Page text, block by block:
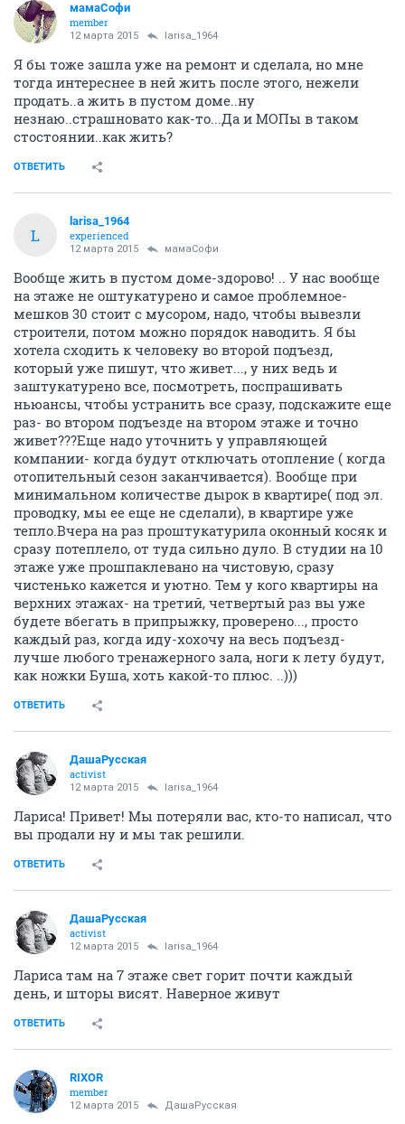
мамаСофи
member
12 марта 2015 larisa_1964
Я бы тоже зашла уже на ремонт и сделала, но мне
тогда интереснее в ней жить после этого, нежели
продать..а жить в пустом доме..ну
незнаю..страшновато как-то...Да и МОПы в таком
стостоянии..как жить?
ОТВЕТИТЬ
L
larisa_1964
experienced
12 марта 2015 мамаСофи
Вообще жить в пустом доме-здорово! .. У нас вообще
на этаже не оштукатурено и самое проблемное-
мешков 30 стоит с мусором, надо, чтобы вывезли
строители, потом можно порядок наводить. Я бы
хотела сходить к человеку во второй подъезд,
который уже пишут, что живет..., у них ведь и
заштукатурено все, посмотреть, поспрашивать
ньюансы, чтобы устранить все сразу, подскажите еще
раз- во втором подъезде на втором этаже и точно
живет???Еще надо уточнить у управляющей
компании- когда будут отключать отопление ( когда
отопительный сезон заканчивается). Вообще при
минимальном количестве дырок в квартире( под эл.
проводку, мы ее еще не сделали), в квартире уже
тепло.Вчера на раз проштукатурила оконный косяк и
сразу потеплело, от туда сильно дуло. В студии на 10
этаже уже прошпаклевано на чистовую, сразу
чистенько кажется и уютно. Тем у кого квартиры на
верхних этажах- на третий, четвертый раз вы уже
будете вбегать в припрыжку, проверено..., просто
каждый раз, когда иду-хохочу на весь подъезд-
лучше любого тренажерного зала, ноги к лету будут,
как ножки Буша, хоть какой-то плюс. ..)))
ОТВЕТИТЬ
ДашаРусская
activist
12 марта 2015 larisa_1964
Лариса! Привет! Мы потеряли вас, кто-то написал, что
вы продали ну и мы так решили.
ОТВЕТИТЬ
ДашаРусская
activist
12 марта 2015 larisa_1964
Лариса там на 7 этаже свет горит почти каждый
день, и шторы висят. Наверное живут
ОТВЕТИТЬ
RIXOR
member
12 марта 2015 ДашаРусская